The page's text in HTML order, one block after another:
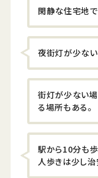
閑静な住宅地で
夜街灯が少ない
街灯が少ない
る場所もある。
駅から10分も
人歩きは少し